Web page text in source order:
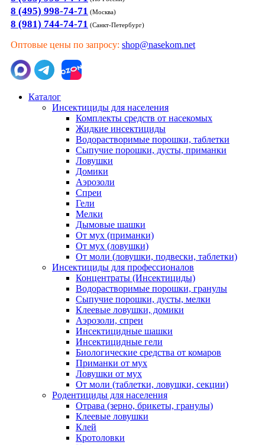
8 (495) 998-74-71 (Москва)
8 (981) 744-74-71 (Санкт-Петербург)
Оптовые цены по запросу: shop@nasekom.net
Каталог
Инсектициды для населения
Комплекты средств от насекомых
Жидкие инсектициды
Водорастворимые порошки, таблетки
Сыпучие порошки, дусты, приманки
Ловушки
Домики
Аэрозоли
Спреи
Гели
Мелки
Дымовые шашки
От мух (приманки)
От мух (ловушки)
От моли (ловушки, подвески, таблетки)
Инсектициды для профессионалов
Концентраты (Инсектициды)
Водорастворимые порошки, гранулы
Сыпучие порошки, дусты, мелки
Клеевые ловушки, домики
Аэрозоли, спреи
Инсектицидные шашки
Инсектицидные гели
Биологические средства от комаров
Приманки от мух
Ловушки от мух
От моли (таблетки, ловушки, секции)
Родентициды для населения
Отрава (зерно, брикеты, гранулы)
Клеевые ловушки
Клей
Кротоловки